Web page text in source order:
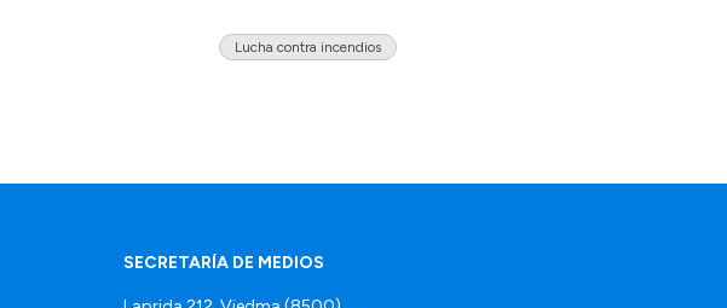
Lucha contra incendios
SECRETARÍA DE MEDIOS